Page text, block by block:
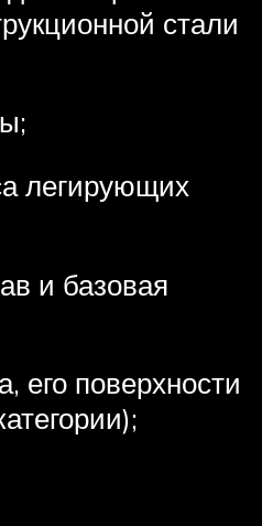
стали
легирующих
и базовая
его поверхности